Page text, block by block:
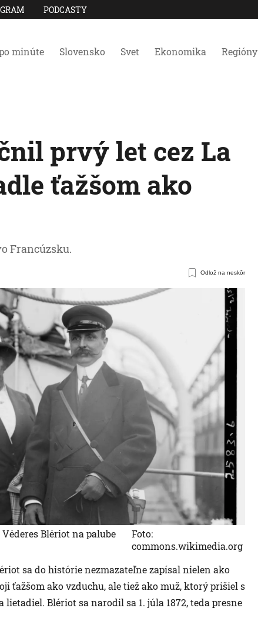
PODCASTY
minúte Slovensko Svet Ekonomika Regióny
prvý let cez La
ťažšom ako
Francúzsku.
Odlož na neskôr
Blériot na palube
Foto:
commons.wikimedia.org
sa do histórie nezmazateľne zapísal nielen ako
ťažšom ako vzduchu, ale tiež ako muž, ktorý prišiel s
Blériot sa narodil sa 1. júla 1872, teda presne